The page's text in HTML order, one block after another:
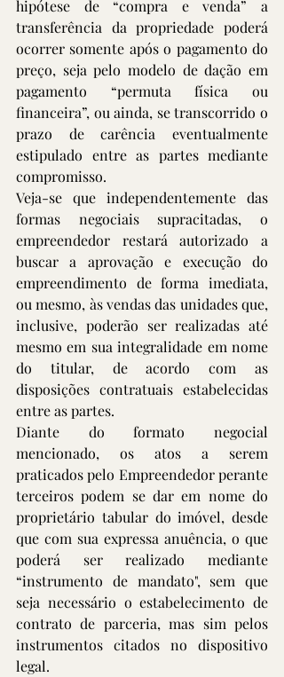
hipótese de “compra e venda” a
transferência da propriedade poderá
ocorrer somente após o pagamento do
preço, seja pelo modelo de dação em
pagamento “permuta física ou
financeira”, ou ainda, se transcorrido o
prazo de carência eventualmente
estipulado entre as partes mediante
compromisso.
Veja-se que independentemente das
formas negociais supracitadas, o
empreendedor restará autorizado a
buscar a aprovação e execução do
empreendimento de forma imediata,
ou mesmo, às vendas das unidades que,
inclusive, poderão ser realizadas até
mesmo em sua integralidade em nome
do titular, de acordo com as
disposições contratuais estabelecidas
entre as partes.
Diante do formato negocial
mencionado, os atos a serem
praticados pelo Empreendedor perante
terceiros podem se dar em nome do
proprietário tabular do imóvel, desde
que com sua expressa anuência, o que
poderá ser realizado mediante
“instrumento de mandato", sem que
seja necessário o estabelecimento de
contrato de parceria, mas sim pelos
instrumentos citados no dispositivo
legal.